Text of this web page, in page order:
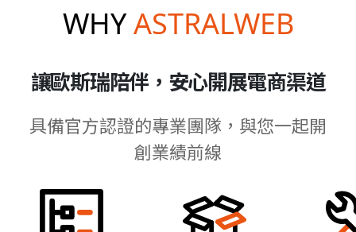
WHYASTRALWEB
讓歐斯瑞陪伴，安心開展電商渠道
具備官方認證的專業團隊，與您一起開
創業績前線